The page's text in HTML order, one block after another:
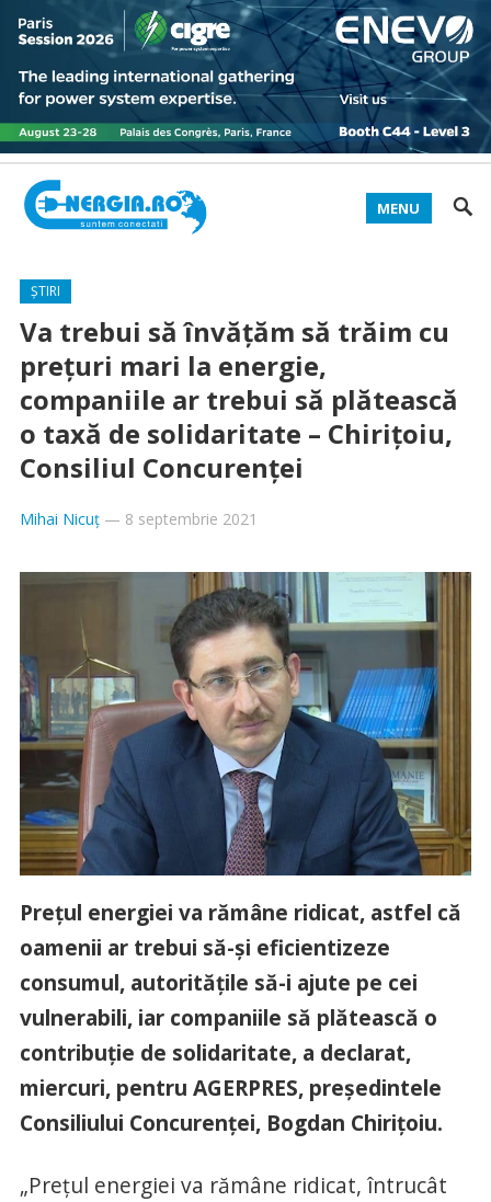
MENU
ȘTIRI
Va trebui să învățăm să trăim cu
prețuri mari la energie,
companiile ar trebui să plătească
o taxă de solidaritate – Chirițoiu,
Consiliul Concurenței
Mihai Nicuț— 8 septembrie 2021
Preţul energiei va rămâne ridicat, astfel că
oamenii ar trebui să-şi eficientizeze
consumul, autorităţile să-i ajute pe cei
vulnerabili, iar companiile să plătească o
contribuţie de solidaritate, a declarat,
miercuri, pentru AGERPRES, preşedintele
Consiliului Concurenţei, Bogdan Chiriţoiu.
„Preţul energiei va rămâne ridicat, întrucât